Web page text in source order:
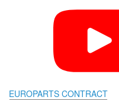
EUROPARTS CONTRACT